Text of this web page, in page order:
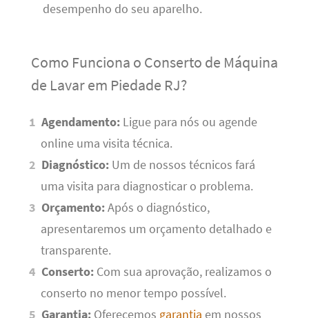
desempenho do seu aparelho.
Como Funciona o Conserto de Máquina
de Lavar em Piedade RJ?
Agendamento: Ligue para nós ou agende
online uma visita técnica.
Diagnóstico: Um de nossos técnicos fará
uma visita para diagnosticar o problema.
Orçamento:Após o diagnóstico,
apresentaremos um orçamento detalhado e
transparente.
Conserto: Com sua aprovação, realizamos o
conserto no menor tempo possível.
Garantia: Oferecemos garantia em nossos